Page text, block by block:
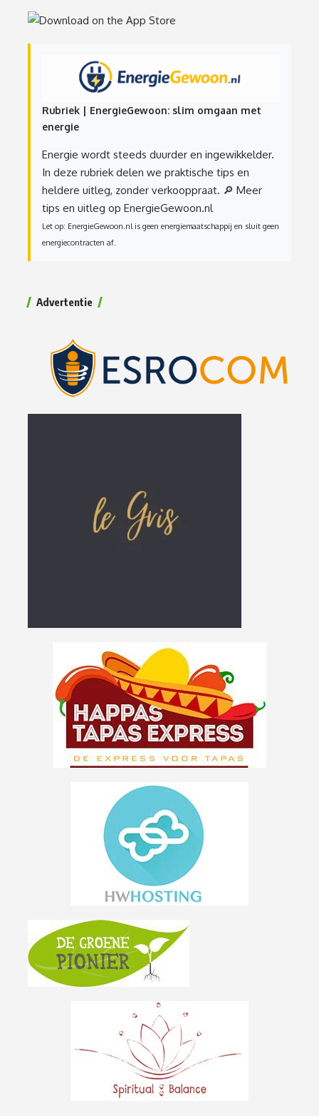
Rubriek | EnergieGewoon: slim omgaan met
energie
Energie wordt steeds duurder en ingewikkelder.
In deze rubriek delen we praktische tips en
heldere uitleg, zonder verkooppraat. 🔎 Meer
tips en uitleg op EnergieGewoon.nl
Let op: EnergieGewoon.nl is geen energiemaatschappij en sluit geen
energiecontracten af.
Advertentie